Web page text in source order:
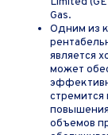
Gas.
Одним из
является
может
стремится
объемов